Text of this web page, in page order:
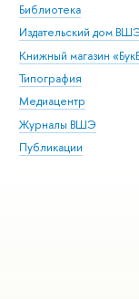
Библиотека
Издательский дом
Книжный магазин
Типография
Медиацентр
Журналы ВШЭ
Публикации